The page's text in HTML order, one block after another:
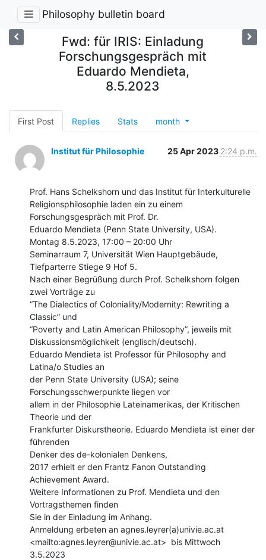
Philosophy bulletin board
Fwd: für IRIS: Einladung
Forschungsgespräch mit
Eduardo Mendieta,
8.5.2023
First Post Replies Stats month
Institut für Philosophie 25 Apr 2023 2:24 p.m.
Prof. Hans Schelkshorn und das Institut für Interkulturelle
Religionsphilosophie laden ein zu einem
Forschungsgespräch mit Prof. Dr.
Eduardo Mendieta (Penn State University, USA).
Montag 8.5.2023, 17:00 – 20:00 Uhr
Seminarraum 7, Universität Wien Hauptgebäude,
Tiefparterre Stiege 9 Hof 5.
Nach einer Begrüßung durch Prof. Schelkshorn folgen
zwei Vorträge zu
“The Dialectics of Coloniality/Modernity: Rewriting a
Classic” und
“Poverty and Latin American Philosophy”, jeweils mit
Diskussionsmöglichkeit (englisch/deutsch).
Eduardo Mendieta ist Professor für Philosophy and
Latina/o Studies an
der Penn State University (USA); seine
Forschungsschwerpunkte liegen vor
allem in der Philosophie Lateinamerikas, der Kritischen
Theorie und der
Frankfurter Diskurstheorie. Eduardo Mendieta ist einer der
führenden
Denker des de-kolonialen Denkens,
2017 erhielt er den Frantz Fanon Outstanding
Achievement Award.
Weitere Informationen zu Prof. Mendieta und den
Vortragsthemen finden
Sie in der Einladung im Anhang.
Anmeldung erbeten an agnes.leyrer(a)univie.ac.at
<mailto:agnes.leyrer@univie.ac.at>  bis Mittwoch
3.5.2023